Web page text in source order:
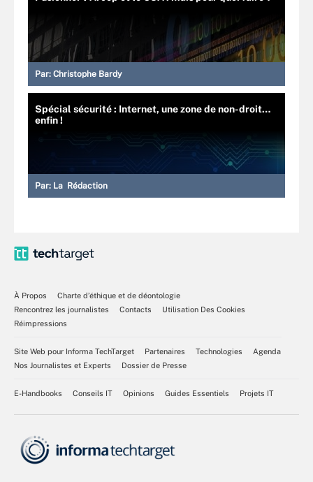
Par: Christophe Bardy
Spécial sécurité : Internet, une zone de non-droit…
enfin !
Par: La Rédaction
À Propos
Charte d’éthique et de déontologie
Rencontrez les journalistes
Contacts
Utilisation Des Cookies
Réimpressions
Site Web pour Informa TechTarget Partenaires Technologies
Agenda
Nos Journalistes et Experts
Dossier de Presse
E-Handbooks Conseils IT Opinions Guides Essentiels Projets IT